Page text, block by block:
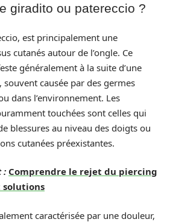
giradito ou patereccio ?
est principalement une
cutanés autour de l’ongle. Ce
généralement à la suite d’une
causée par des germes
dans l’environnement. Les
touchées sont celles qui
blessures au niveau des doigts ou
cutanées préexistantes.
: Comprendre le rejet du piercing
solutions
caractérisée par une douleur,